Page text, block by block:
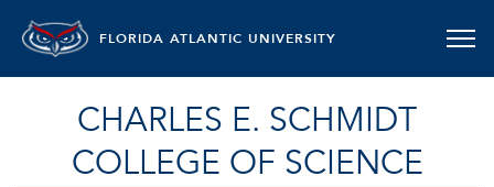
FLORIDA ATLANTIC UNIVERSITY
CHARLES E. SCHMIDT
COLLEGE OF SCIENCE